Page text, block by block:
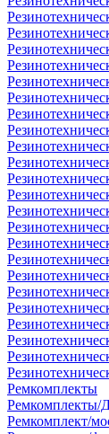
Ремкомплекты
Ремкомплекты/
Ремкомплект/